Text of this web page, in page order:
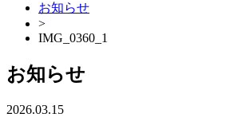
お知らせ
>
IMG_0360_1
お知らせ
2026.03.15